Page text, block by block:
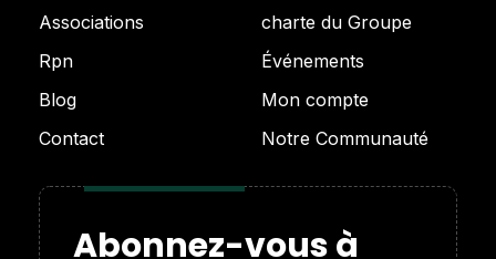
Associations
Rpn
Blog
Contact
charte du Groupe
Événements
Mon compte
Notre Communauté
Abonnez-vous à